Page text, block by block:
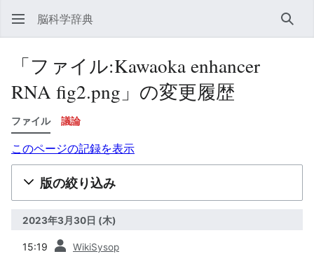
脳科学辞典 検索
「ファイル:Kawaoka enhancer
RNA fig2.png」の変更履歴
ファイル 議論
このページの記録を表示
版の絞り込み
2023年3月30日 (木)
15:19 WikiSysop